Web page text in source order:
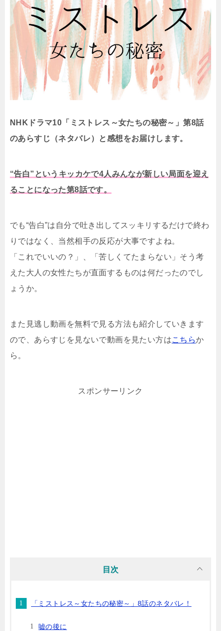
NHKドラマ10「ミストレス～女たちの秘密～」第8話
のあらすじ（ネタバレ）と感想をお届けします。
“告白”というキッカケで4人みんなが新しい局面を迎え
ることになった第8話です。
でも“告白”は自分で吐き出してスッキリするだけで終わ
りではなく、当然相手の反応が大事ですよね。
「これでいいの？」、「苦しくてたまらない」そう考
えた大人の女性たちが直面するものは何だったのでし
ょうか。
また見逃し動画を無料で見る方法も紹介していきます
ので、あらすじを見ないで動画を見たい方はこちらか
ら。
スポンサーリンク
目次
「ミストレス～女たちの秘密～」8話のネタバレ！
嘘の後に